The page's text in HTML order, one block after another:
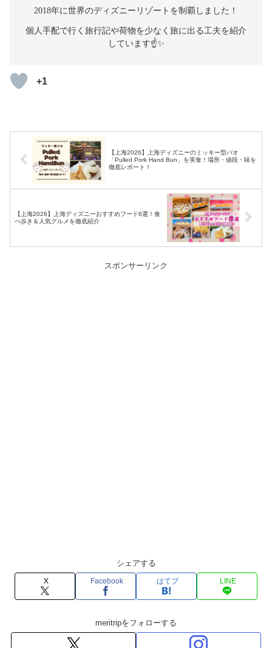
2018年に世界のディズニーリゾートを制覇しました！
個人手配で行く旅行記や荷物を少なく旅に出る工夫を紹介
しています☝️✨
+1
【上海2026】上海ディズニーのミッキー型パオ
「Pulled Pork Hand Bun」を実食！場所・値段・味を
徹底レポート！
【上海2026】上海ディズニーおすすめフード6選！食
べ歩き＆人気グルメを徹底紹介
スポンサーリンク
シェアする
X Facebook はてブ LINE
meritripをフォローする